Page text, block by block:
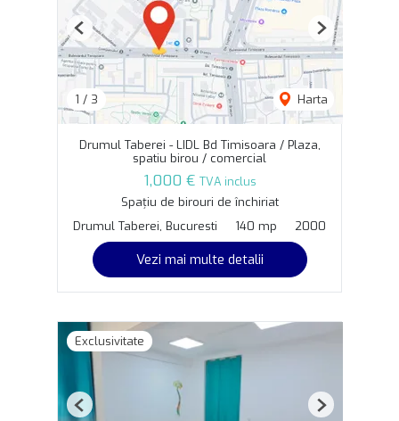
1 / 3 Harta
Previous Next
Drumul Taberei - LIDL Bd Timisoara / Plaza,
spatiu birou / comercial
1,000 € TVA inclus
Spațiu de birouri de închiriat
Drumul Taberei, Bucuresti
140 mp 2000
Vezi mai multe detalii
Exclusivitate
Previous Next